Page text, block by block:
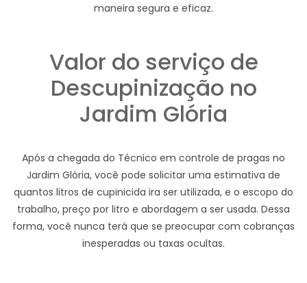
maneira segura e eficaz.
Valor do serviço de
Descupinização no
Jardim Glória
Após a chegada do Técnico em controle de pragas no
Jardim Glória, você pode solicitar uma estimativa de
quantos litros de cupinicida ira ser utilizada, e o escopo do
trabalho, preço por litro e abordagem a ser usada. Dessa
forma, você nunca terá que se preocupar com cobranças
inesperadas ou taxas ocultas.